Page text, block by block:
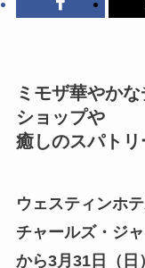
ミモザ華やか
ショップや
癒しのスパト
ウェスティンホ
チャールズ・ジ
から3月31日（日